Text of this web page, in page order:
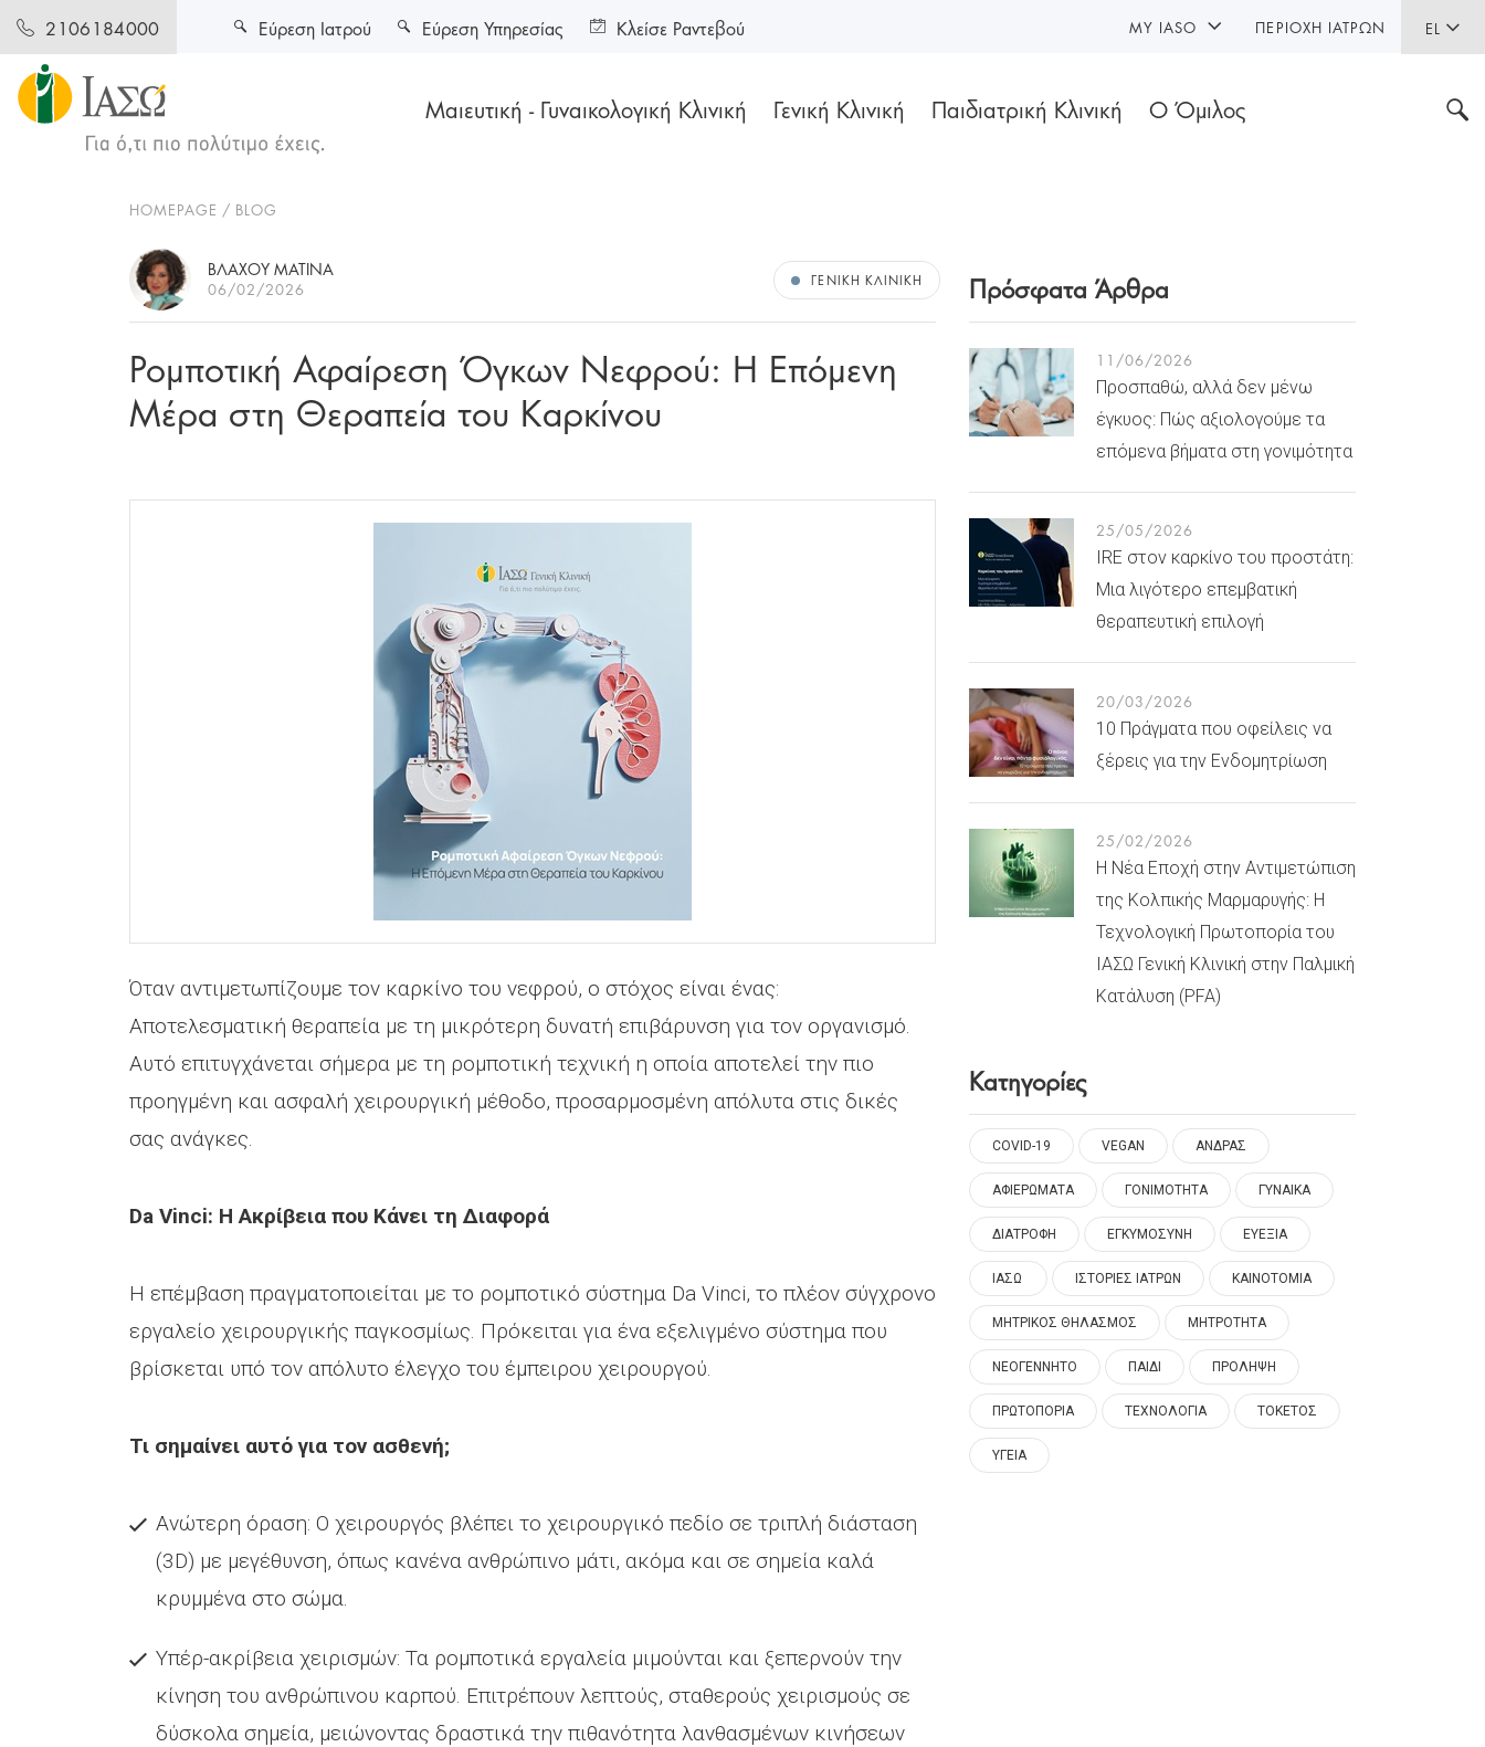
2106184000 EL
Μαιευτική - Γυναικολογική Κλινική Γενική Κλινική Παιδιατρική Κλινική Ο Όμιλος
Εύρεση Ιατρού Εύρεση Υπηρεσίας Κλείσε Ραντεβού MY IASO ΠΕΡΙΟΧΉ ΙΑΤΡΏΝ
HOMEPAGE BLOG
ΒΛΑΧΟΥ ΜΑΤΙΝΑ
06/02/2026 ΓΕΝΙΚΉ ΚΛΙΝΙΚΉ
Ρομποτική Αφαίρεση Όγκων Νεφρού: Η Επόμενη
Μέρα στη Θεραπεία του Καρκίνου
Όταν αντιμετωπίζουμε τον καρκίνο του νεφρού, ο στόχος είναι ένας:
Aποτελεσματική θεραπεία με τη μικρότερη δυνατή επιβάρυνση για τον οργανισμό.
Αυτό επιτυγχάνεται σήμερα με τη ρομποτική τεχνική η οποία αποτελεί την πιο
προηγμένη και ασφαλή χειρουργική μέθοδο, προσαρμοσμένη απόλυτα στις δικές
σας ανάγκες.
Da Vinci: Η Ακρίβεια που Κάνει τη Διαφορά
Η επέμβαση πραγματοποιείται με το ρομποτικό σύστημα Da Vinci, το πλέον σύγχρονο
εργαλείο χειρουργικής παγκοσμίως. Πρόκειται για ένα εξελιγμένο σύστημα που
βρίσκεται υπό τον απόλυτο έλεγχο του έμπειρου χειρουργού.
Τι σημαίνει αυτό για τον ασθενή;
Ανώτερη όραση: Ο χειρουργός βλέπει το χειρουργικό πεδίο σε τριπλή διάσταση
(3D) με μεγέθυνση, όπως κανένα ανθρώπινο μάτι, ακόμα και σε σημεία καλά
κρυμμένα στο σώμα.
Υπέρ-ακρίβεια χειρισμών: Τα ρομποτικά εργαλεία μιμούνται και ξεπερνούν την
κίνηση του ανθρώπινου καρπού. Επιτρέπουν λεπτούς, σταθερούς χειρισμούς σε
δύσκολα σημεία, μειώνοντας δραστικά την πιθανότητα λανθασμένων κινήσεων
Πρόσφατα Άρθρα
11/06/2026
Προσπαθώ, αλλά δεν μένω
έγκυος: Πώς αξιολογούμε τα
επόμενα βήματα στη γονιμότητα
25/05/2026
IRE στον καρκίνο του προστάτη:
Μια λιγότερο επεμβατική
θεραπευτική επιλογή
20/03/2026
10 Πράγματα που οφείλεις να
ξέρεις για την Ενδομητρίωση
25/02/2026
Η Νέα Εποχή στην Αντιμετώπιση
της Κολπικής Μαρμαρυγής: Η
Τεχνολογική Πρωτοπορία του
ΙΑΣΩ Γενική Κλινική στην Παλμική
Κατάλυση (PFA)
Κατηγορίες
COVID-19 VEGAN ΑΝΔΡΑΣ
ΑΦΙΕΡΩΜΑΤΑ ΓΟΝΙΜΟΤΗΤΑ ΓΥΝΑΙΚΑ
ΔΙΑΤΡΟΦΗ ΕΓΚΥΜΟΣΥΝΗ ΕΥΕΞΙΑ
ΙΑΣΩ ΙΣΤΟΡΙΕΣ ΙΑΤΡΩΝ ΚΑΙΝΟΤΟΜΙΑ
ΜΗΤΡΙΚΟΣ ΘΗΛΑΣΜΟΣ ΜΗΤΡΟΤΗΤΑ
ΝΕΟΓΕΝΝΗΤΟ ΠΑΙΔΙ ΠΡΟΛΗΨΗ
ΠΡΩΤΟΠΟΡΙΑ ΤΕΧΝΟΛΟΓΙΑ ΤΟΚΕΤΟΣ
ΥΓΕΙΑ